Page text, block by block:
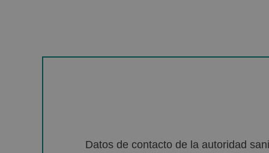
Datos de contacto de la autoridad